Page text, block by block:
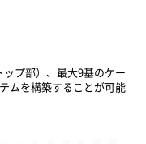
プ部）、最大9基のケー
ムを構築することが可能